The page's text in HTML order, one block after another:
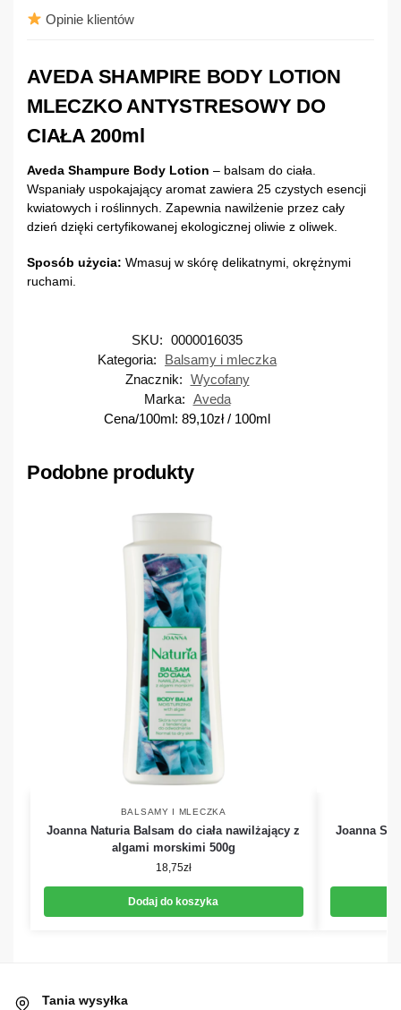
Opinie klientów
AVEDA SHAMPIRE BODY LOTION
MLECZKO ANTYSTRESOWY DO
CIAŁA 200ml
Aveda Shampure Body Lotion – balsam do ciała.
Wspaniały uspokajający aromat zawiera 25 czystych esencji
kwiatowych i roślinnych. Zapewnia nawilżenie przez cały
dzień dzięki certyfikowanej ekologicznej oliwie z oliwek.
Sposób użycia: Wmasuj w skórę delikatnymi, okrężnymi
ruchami.
SKU: 0000016035
Kategoria:
Balsamy i mleczka
Znacznik: Wycofany
Marka: Aveda
Cena/100ml: 89,10zł/ 100ml
Podobne produkty
BALSAMY I MLECZKA
Joanna Naturia Balsam do ciała nawilżający z
algami morskimi 500g
18,75zł
Dodaj do koszyka
Joanna
Tania wysyłka